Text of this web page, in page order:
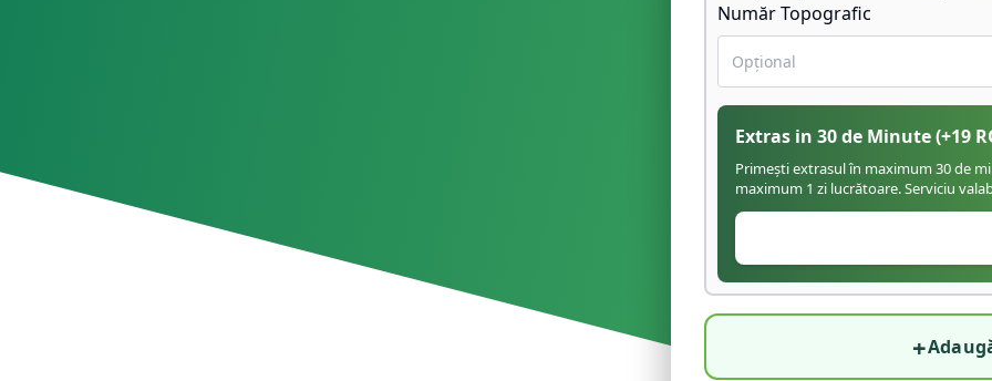
Număr Topografic
Extras in 30 de Minute(+19
Primești extrasul în maximum 30 de
maximum 1 zi lucrătoare. Serviciu
+